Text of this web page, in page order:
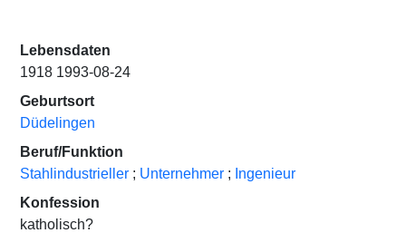
Lebensdaten
1918 1993-08-24
Geburtsort
Düdelingen
Beruf/Funktion
Stahlindustrieller ; Unternehmer ; Ingenieur
Konfession
katholisch?